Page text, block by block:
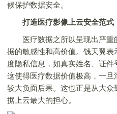
候保护数据安全。
打造医疗影像上云安全范式
医疗数据之所以呈现出严重
据的敏感性和高价值。钱天翼
度隐私信息，如真实姓名、证件
这使得医疗数据价值极高，一
较大负面后果。这也正是从大
据上云最大的担心。